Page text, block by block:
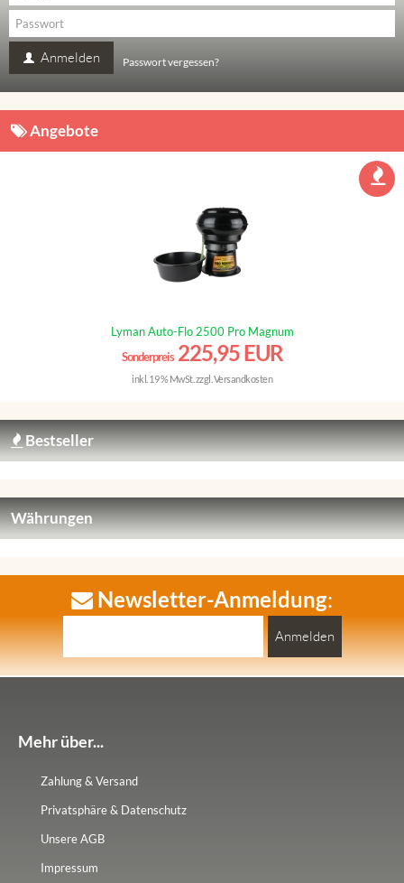
Anmelden Passwort vergessen?
Angebote
Lyman Auto-Flo 2500 Pro Magnum
Sonderpreis225,95 EUR
inkl. 19 % MwSt. zzgl. Versandkosten
Bestseller
Währungen
Newsletter-Anmeldung
Anmelden
Mehr über...
Zahlung & Versand
Privatsphäre & Datenschutz
Unsere AGB
Impressum